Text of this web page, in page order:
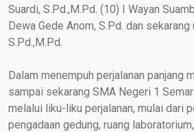
Suardi, S.Pd.,M.Pd. (10) I Wayan
Dewa Gede Anom, S.Pd. dan
S.Pd.,M.Pd.
Dalam menempuh perjalanan panjang
sampai sekarang SMA Negeri 1
melalui liku-liku perjalanan, mulai dari
pengadaan gedung, ruang